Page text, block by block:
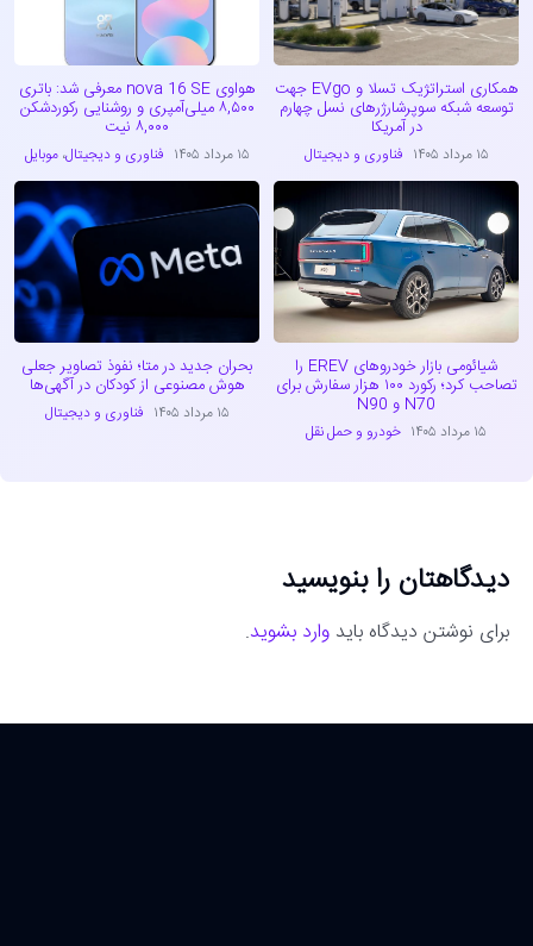
همکاری استراتژیک تسلا و EVgo جهت
توسعه شبکه سوپرشارژرهای نسل چهارم
در آمریکا
۱۵ مرداد ۱۴۰۵ فناوری و دیجیتال
هواوی nova 16 SE معرفی شد: باتری
۸,۵۰۰ میلی‌آمپری و روشنایی رکوردشکن
۸,۰۰۰ نیت
۱۵ مرداد ۱۴۰۵ فناوری و دیجیتال،موبایل
شیائومی بازار خودروهای EREV را
تصاحب کرد؛ رکورد ۱۰۰ هزار سفارش برای
N70 و N90
۱۵ مرداد ۱۴۰۵ خودرو و حمل نقل
بحران جدید در متا؛ نفوذ تصاویر جعلی
هوش مصنوعی از کودکان در آگهی‌ها
۱۵ مرداد ۱۴۰۵ فناوری و دیجیتال
دیدگاهتان را بنویسید
برای نوشتن دیدگاه باید وارد بشوید.